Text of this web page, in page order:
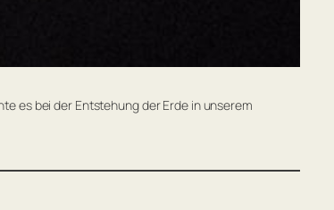
es bei der Entstehung der Erde in unserem